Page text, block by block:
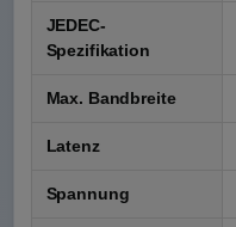
JEDEC-
Spezifikation
Max. Bandbreite
Latenz
Spannung